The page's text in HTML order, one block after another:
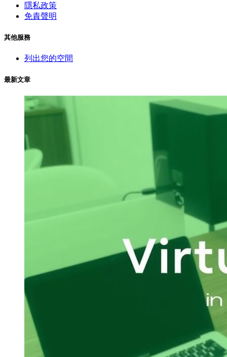
隱私政策
免責聲明
其他服務
列出您的空間
最新文章